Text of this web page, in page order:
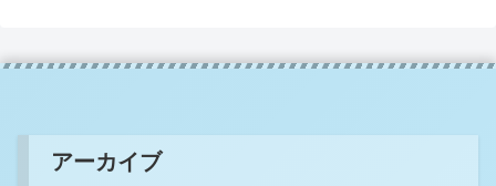
アーカイブ